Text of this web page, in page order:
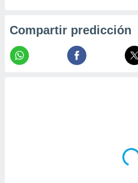
Compartir predicción